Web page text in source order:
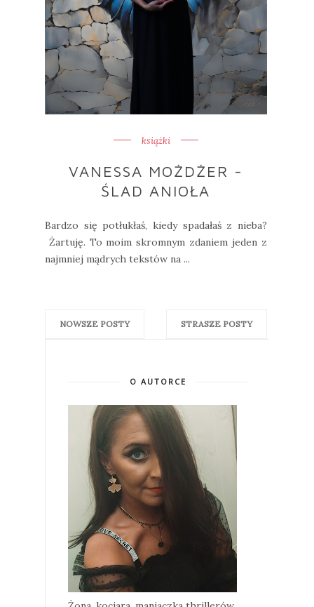
książki
VANESSA MOŻDŻER -
ŚLAD ANIOŁA
Bardzo się potłukłaś, kiedy spadałaś z nieba?
Żartuję. To moim skromnym zdaniem jeden z
najmniej mądrych tekstów na ...
NOWSZE POSTY STRASZE POSTY
O AUTORCE